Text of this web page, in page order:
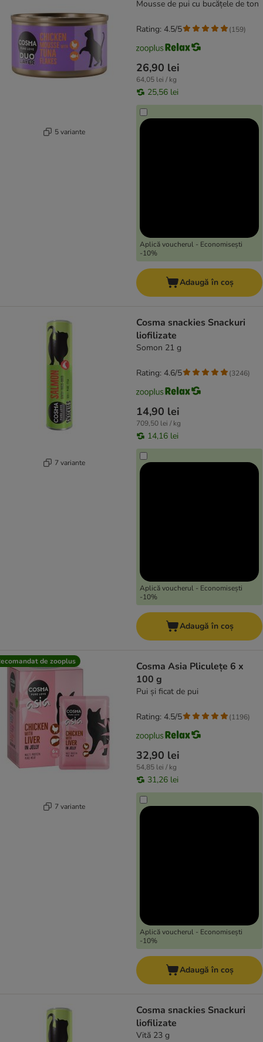
5 variante
Mousse de pui cu bucățele de ton
26,90 lei
64,05 lei / kg
25,56 lei
Aplică voucherul - Economisești
-10%
Rating: 4.5/5 (159)
Adaugă în coș
7 variante
Cosma snackies Snackuri
liofilizate
Somon 21 g
14,90 lei
709,50 lei / kg
14,16 lei
Aplică voucherul - Economisești
-10%
Rating: 4.6/5 (3246)
Adaugă în coș
de zooplus
7 variante
Cosma Asia Pliculețe 6 x
100 g
Pui și ficat de pui
32,90 lei
54,85 lei / kg
31,26 lei
Aplică voucherul - Economisești
-10%
Rating: 4.5/5 (1196)
Adaugă în coș
Cosma snackies Snackuri
liofilizate
Vită 23 g